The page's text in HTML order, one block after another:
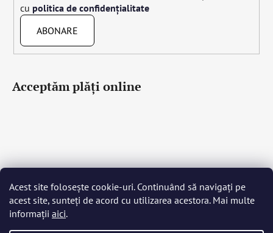
Acest site folosește cookie-uri. Continuând să navigați pe
acest site, sunteți de acord cu utilizarea acestora. Mai multe
informații aici.
cu politica de confidențialitate
ABONARE
Acceptăm plăţi online
Čeština Slovenčina English Deutsch Magyar
Język polski
Română Italiano Español Français
Português
Nederlands Українська Ελληνικά Svenska Dansk